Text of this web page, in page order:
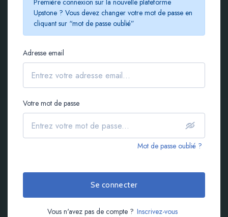
Première connexion sur la nouvelle plateforme
Upstone ? Vous devez changer votre mot de passe en
cliquant sur “mot de passe oublié”
Adresse email
Mot de passe oublié ?
Votre mot de passe
Se connecter
Vous n'avez pas de compte ? Inscrivez-vous
Le crowdfunding
immobilier à partir de
100 €
S'inscrire gratuitement